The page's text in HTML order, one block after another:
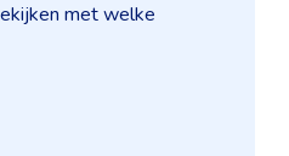
met welke